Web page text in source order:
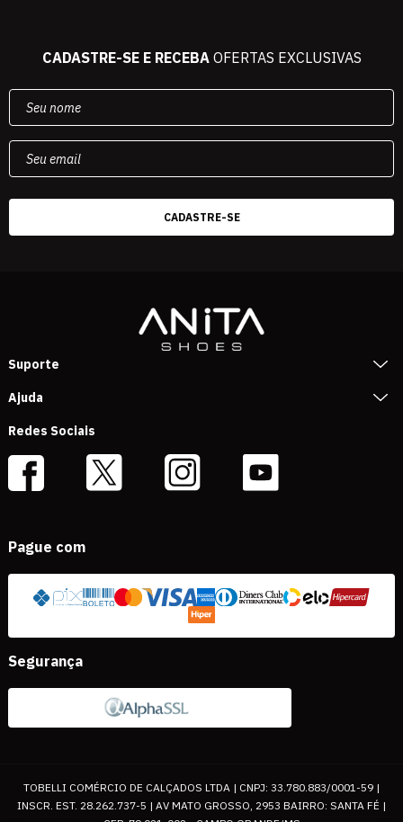
CADASTRE-SE E RECEBAOFERTAS EXCLUSIVAS
Suporte
Ajuda
Redes Sociais
Pague com
Segurança
TOBELLI COMÉRCIO DE CALÇADOS LTDA | CNPJ: 33.780.883/0001-59 |
INSCR. EST. 28.262.737-5 | AV MATO GROSSO, 2953 BAIRRO: SANTA FÉ |